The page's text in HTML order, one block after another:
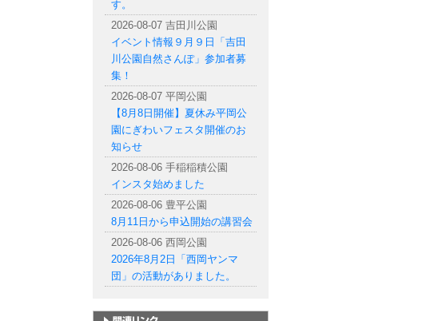
す。
2026-08-07 吉田川公園
イベント情報９月９日「吉田
川公園自然さんぽ」参加者募
集！
2026-08-07 平岡公園
【8月8日開催】夏休み平岡公
園にぎわいフェスタ開催のお
知らせ
2026-08-06 手稲稲積公園
インスタ始めました
2026-08-06 豊平公園
8月11日から申込開始の講習会
2026-08-06 西岡公園
2026年8月2日「西岡ヤンマ
団」の活動がありました。